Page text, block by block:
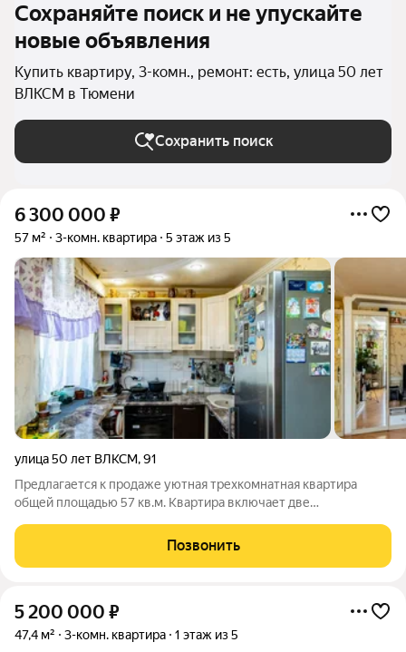
Сохраняйте поиск и не упускайте
новые объявления
Купить квартиру, 3-комн., ремонт: есть, улица 50 лет
ВЛКСМ в Тюмени
Сохранить поиск
6 300 000 ₽
57 м² 3-комн. квартира 5 этаж из 5
улица 50 лет ВЛКСМ,91
Предлагается к продаже уютная трехкомнатная квартира
общей площадью 57 кв.м. Квартира включает две
залом, создающую комфортную кухню-гостиную. В квартире
выполнен косметический ремонт.
Позвонить
5 200 000 ₽
47,4 м² 3-комн. квартира 1 этаж из 5